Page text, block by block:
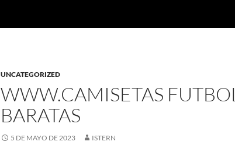
UNCATEGORIZED
WWW.CAMISETAS FUTBOL
BARATAS
5 DE MAYO DE 2023 ISTERN